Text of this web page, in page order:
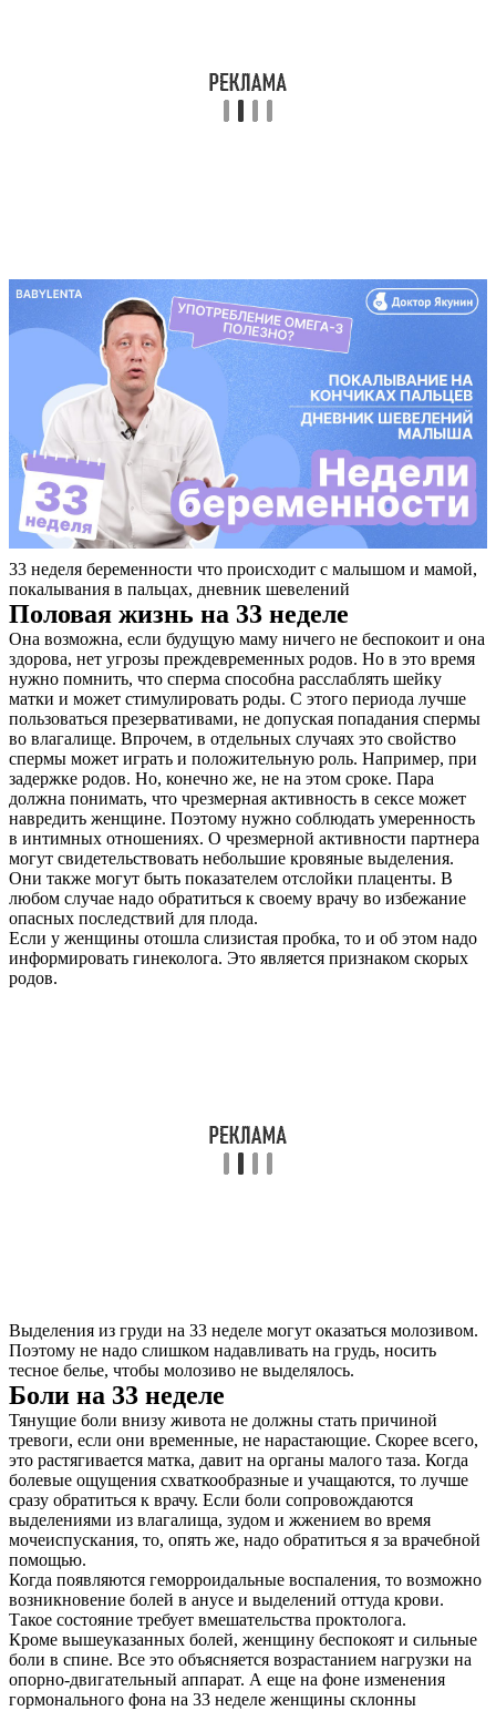
33 неделя беременности что происходит с малышом и мамой,
покалывания в пальцах, дневник шевелений
Половая жизнь на 33 неделе
Она возможна, если будущую маму ничего не беспокоит и она
здорова, нет угрозы преждевременных родов. Но в это время
нужно помнить, что сперма способна расслаблять шейку
матки и может стимулировать роды. С этого периода лучше
пользоваться презервативами, не допуская попадания спермы
во влагалище. Впрочем, в отдельных случаях это свойство
спермы может играть и положительную роль. Например, при
задержке родов. Но, конечно же, не на этом сроке. Пара
должна понимать, что чрезмерная активность в сексе может
навредить женщине. Поэтому нужно соблюдать умеренность
в интимных отношениях. О чрезмерной активности партнера
могут свидетельствовать небольшие кровяные выделения.
Они также могут быть показателем отслойки плаценты. В
любом случае надо обратиться к своему врачу во избежание
опасных последствий для плода.
Если у женщины отошла слизистая пробка, то и об этом надо
информировать гинеколога. Это является признаком скорых
родов.
Выделения из груди на 33 неделе могут оказаться молозивом.
Поэтому не надо слишком надавливать на грудь, носить
тесное белье, чтобы молозиво не выделялось.
Боли на 33 неделе
Тянущие боли внизу живота не должны стать причиной
тревоги, если они временные, не нарастающие. Скорее всего,
это растягивается матка, давит на органы малого таза. Когда
болевые ощущения схваткообразные и учащаются, то лучше
сразу обратиться к врачу. Если боли сопровождаются
выделениями из влагалища, зудом и жжением во время
мочеиспускания, то, опять же, надо обратиться я за врачебной
помощью.
Когда появляются геморроидальные воспаления, то возможно
возникновение болей в анусе и выделений оттуда крови.
Такое состояние требует вмешательства проктолога.
Кроме вышеуказанных болей, женщину беспокоят и сильные
боли в спине. Все это объясняется возрастанием нагрузки на
опорно-двигательный аппарат. А еще на фоне изменения
гормонального фона на 33 неделе женщины склонны